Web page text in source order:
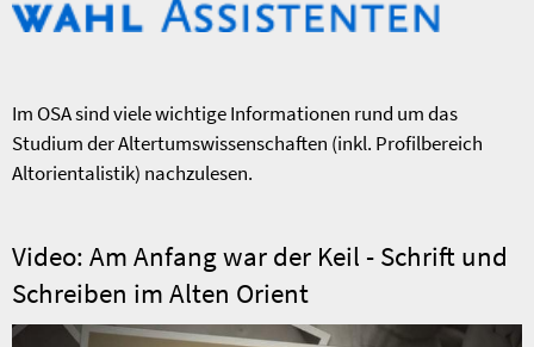
Im OSA sind viele wichtige Informationen rund um das
Studium der Altertumswissenschaften (inkl. Profilbereich
Altorientalistik) nachzulesen.
Video: Am Anfang war der Keil - Schrift und
Schreiben im Alten Orient